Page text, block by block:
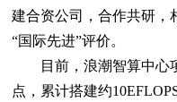
建合资公司，合作共研，
“国际先进”评价。
目前，浪潮智算中心
点，累计搭建约